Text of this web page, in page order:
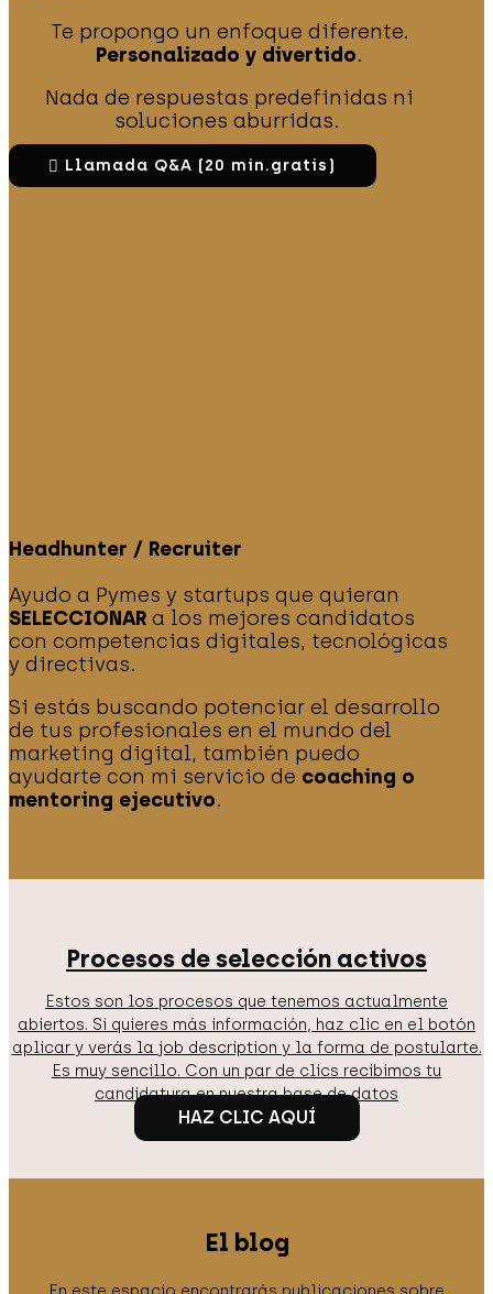
Te propongo un enfoque diferente.
Personalizado y divertido.
Nada de respuestas predefinidas ni
soluciones aburridas.
Llamada Q&A (20 min.gratis)
Headhunter / Recruiter
Ayudo a Pymes y startups que quieran
SELECCIONAR a los mejores candidatos
con competencias digitales, tecnológicas
y directivas.
Si estás buscando potenciar el desarrollo
de tus profesionales en el mundo del
marketing digital, también puedo
ayudarte con mi servicio de coaching o
mentoring ejecutivo.
Procesos de selección activos
Estos son los procesos que tenemos actualmente
abiertos. Si quieres más información, haz clic en el botón
aplicar y verás la job description y la forma de postularte.
Es muy sencillo. Con un par de clics recibimos tu
candidatura en nuestra base de datos
HAZ CLIC AQUÍ
El blog